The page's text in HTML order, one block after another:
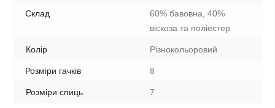
Склад
60% бавовна, 40%
віскоза та поліестер
Колір Різнокольоровий
Розміри гачків 8
Розміри спиць 7